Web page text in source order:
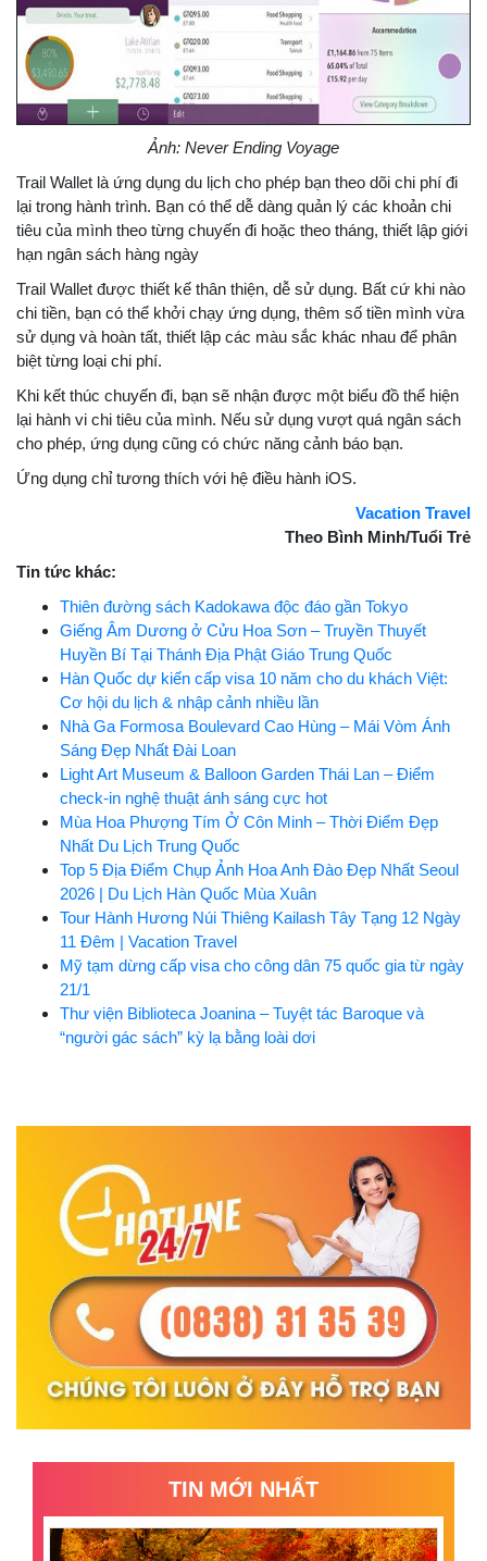
Ảnh: Never Ending Voyage
Trail Wallet là ứng dụng du lịch cho phép bạn theo dõi chi phí đi
lại trong hành trình. Bạn có thể dễ dàng quản lý các khoản chi
tiêu của mình theo từng chuyến đi hoặc theo tháng, thiết lập giới
hạn ngân sách hàng ngày
Trail Wallet được thiết kế thân thiện, dễ sử dụng. Bất cứ khi nào
chi tiền, bạn có thể khởi chạy ứng dụng, thêm số tiền mình vừa
sử dụng và hoàn tất, thiết lập các màu sắc khác nhau để phân
biệt từng loại chi phí.
Khi kết thúc chuyến đi, bạn sẽ nhận được một biểu đồ thể hiện
lại hành vi chi tiêu của mình. Nếu sử dụng vượt quá ngân sách
cho phép, ứng dụng cũng có chức năng cảnh báo bạn.
Ứng dụng chỉ tương thích với hệ điều hành iOS.
Vacation Travel
Theo Bình Minh/Tuổi Trẻ
Tin tức khác:
Thiên đường sách Kadokawa độc đáo gần Tokyo
Giếng Âm Dương ở Cửu Hoa Sơn – Truyền Thuyết
Huyền Bí Tại Thánh Địa Phật Giáo Trung Quốc
Hàn Quốc dự kiến cấp visa 10 năm cho du khách Việt:
Cơ hội du lịch & nhập cảnh nhiều lần
Nhà Ga Formosa Boulevard Cao Hùng – Mái Vòm Ánh
Sáng Đẹp Nhất Đài Loan
Light Art Museum & Balloon Garden Thái Lan – Điểm
check-in nghệ thuật ánh sáng cực hot
Mùa Hoa Phượng Tím Ở Côn Minh – Thời Điểm Đẹp
Nhất Du Lịch Trung Quốc
Top 5 Địa Điểm Chụp Ảnh Hoa Anh Đào Đẹp Nhất Seoul
2026 | Du Lịch Hàn Quốc Mùa Xuân
Tour Hành Hương Núi Thiêng Kailash Tây Tạng 12 Ngày
11 Đêm | Vacation Travel
Mỹ tạm dừng cấp visa cho công dân 75 quốc gia từ ngày
21/1
Thư viện Biblioteca Joanina – Tuyệt tác Baroque và
“người gác sách” kỳ lạ bằng loài dơi
TIN MỚI NHẤT